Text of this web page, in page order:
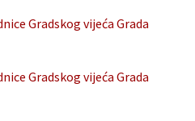
Gradskog vijeća Grada
Gradskog vijeća Grada